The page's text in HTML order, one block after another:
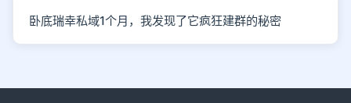
卧底瑞幸私域1个月，我发现了它疯狂建群的秘密